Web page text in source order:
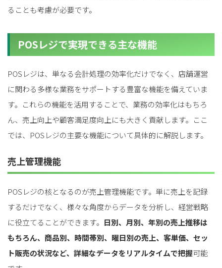
ることも考慮が必要です。
POSレジで実現できる主な機能
POSレジは、単なる会計処理の効率化だけでなく、店舗運営
に関わる多様な業務をサポートする豊富な機能を備えていま
す。これらの機能を活用することで、業務の効率化はもちろ
ん、売上向上や顧客満足度向上にも大きく貢献します。ここ
では、POSレジの主要な機能について具体的に解説します。
売上管理機能
POSレジの核となるのが売上管理機能です。単に売上を記録
するだけでなく、様々な角度からデータを分析し、経営戦略
に役立てることができます。 日別、月別、年別の売上推移は
もちろん、商品別、時間帯別、曜日別の売上、客単価、セッ
ト販売の状況など、詳細なデータをリアルタイムで把握可能